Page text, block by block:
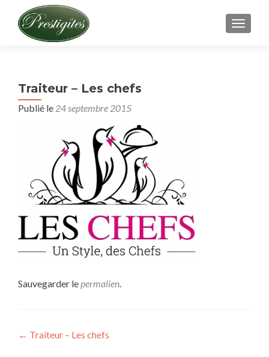
Traiteur – Les chefs
Publié le 24 septembre 2015
Sauvegarder lepermalien.
Navigation
← Traiteur – Les chefs